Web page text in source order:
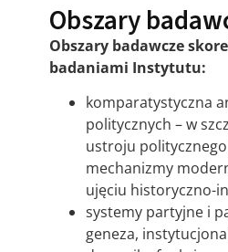
Obszary
Obszary badawcze
badaniami Instytutu:
komparatystyczna
politycznych – w
ustroju
mechanizmy
ujęciu historyczno-
systemy partyjne i
geneza,